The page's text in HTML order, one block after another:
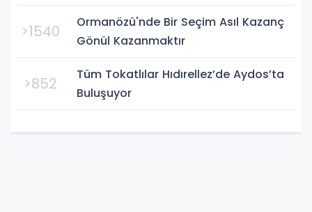
>1540
Ormanözü'nde Bir Seçim Asıl Kazanç
Gönül Kazanmaktır
>852
Tüm Tokatlılar Hıdırellez’de Aydos’ta
Buluşuyor